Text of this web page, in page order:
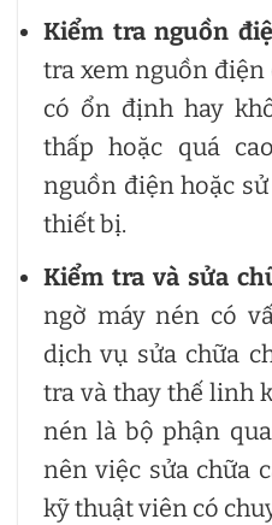
Kiểm tra nguồn
tra xem nguồn điện
có ổn định hay
thấp hoặc quá
nguồn điện hoặc
thiết bị.
Kiểm tra và sửa
ngờ máy nén có
dịch vụ sửa chữa
tra và thay thế linh
nén là bộ phận
nên việc sửa chữa
kỹ thuật viên có